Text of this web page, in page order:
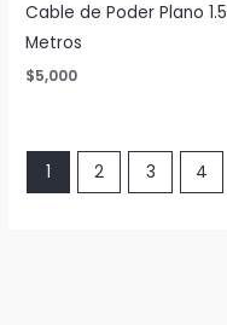
Cable de Poder Plano 1.5
Metros
$5,000
1 2 3 4